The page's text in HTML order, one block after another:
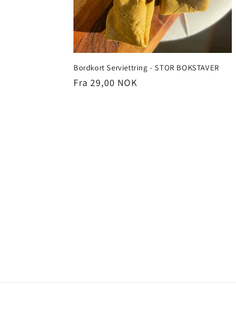
Bordkort Serviettring - STOR BOKSTAVER
Vanlig
Fra 29,00 NOK